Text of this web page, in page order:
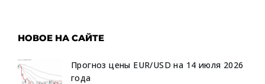
НОВОЕ НА САЙТЕ
Прогноз цены EUR/USD на 14 июля 2026
года